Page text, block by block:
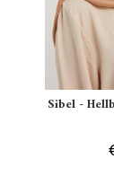
Sibel -